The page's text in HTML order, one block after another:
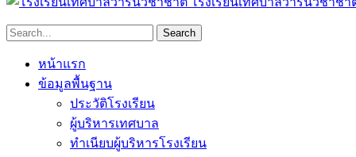
หน้าแรก
ข้อมูลพื้นฐาน
ประวัติโรงเรียน
ผู้บริหารเทศบาล
ทำเนียบผู้บริหารโรงเรียน